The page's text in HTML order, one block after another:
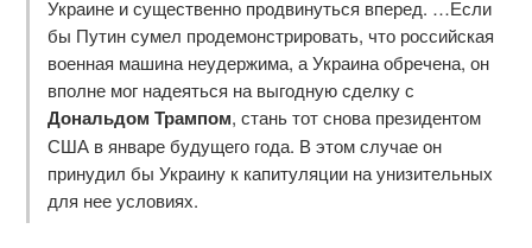
Украине и существенно продвинуться вперед. …Если
бы Путин сумел продемонстрировать, что российская
военная машина неудержима, а Украина обречена, он
вполне мог надеяться на выгодную сделку с
Дональдом Трампом, стань тот снова президентом
США в январе будущего года. В этом случае он
принудил бы Украину к капитуляции на унизительных
для нее условиях.